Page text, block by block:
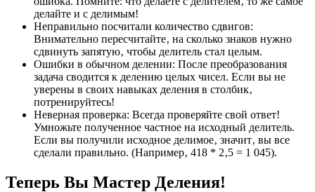
делайте и с делимым!
Неправильно посчитали количество сдвигов:
Внимательно пересчитайте‚ на сколько знаков нужно
сдвинуть запятую‚ чтобы делитель стал целым.
Ошибки в обычном делении: После преобразования
задача сводится к делению целых чисел. Если вы не
уверены в своих навыках деления в столбик‚
потренируйтесь!
Неверная проверка: Всегда проверяйте свой ответ!
Умножьте полученное частное на исходный делитель.
Если вы получили исходное делимое‚ значит‚ вы все
сделали правильно. (Например‚ 418 * 2‚5 = 1 045).
Теперь Вы Мастер Деления!